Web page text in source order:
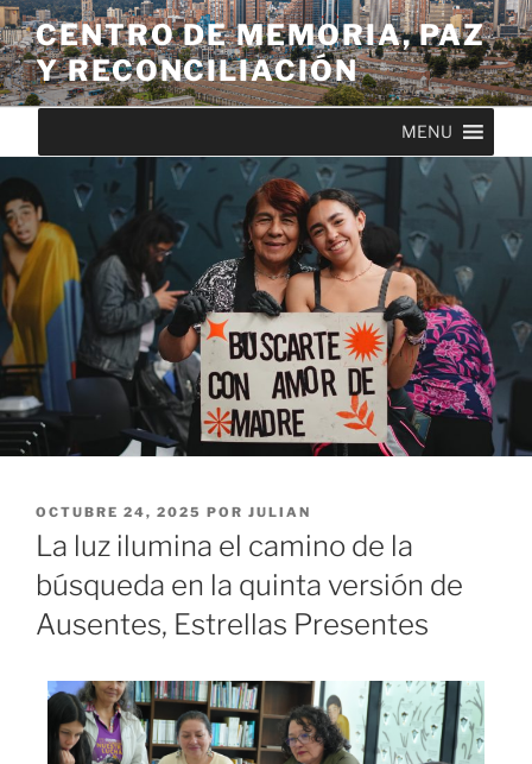
CENTRO DE MEMORIA, PAZ
Y RECONCILIACIÓN
MENU
OCTUBRE 24, 2025 POR JULIAN
La luz ilumina el camino de la
búsqueda en la quinta versión de
Ausentes, Estrellas Presentes